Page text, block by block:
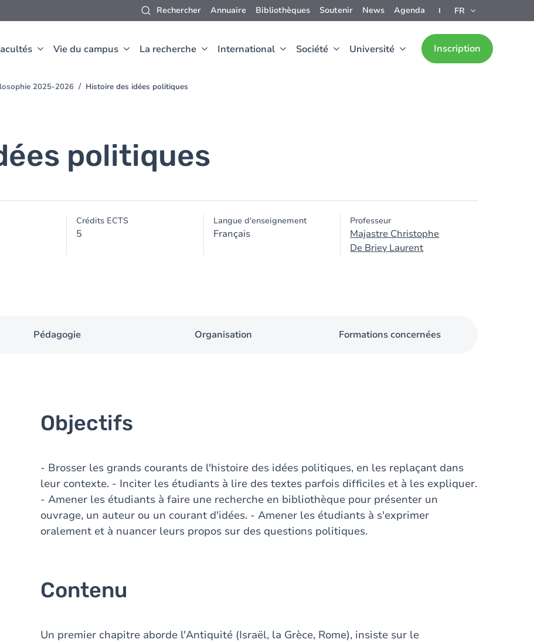
Rechercher Annuaire Bibliothèques Soutenir News Agenda FR
Vie du campus La recherche International Société Université Inscription
2025-2026 Histoire des idées politiques
politiques
Crédits ECTS
5
Langue d'enseignement
Français
Professeur
Majastre Christophe
De Briey Laurent
Pédagogie Organisation Formations concernées
Objectifs
- Brosser les grands courants de l'histoire des idées politiques, en les replaçant dans
leur contexte. - Inciter les étudiants à lire des textes parfois difficiles et à les expliquer.
- Amener les étudiants à faire une recherche en bibliothèque pour présenter un
ouvrage, un auteur ou un courant d'idées. - Amener les étudiants à s'exprimer
oralement et à nuancer leurs propos sur des questions politiques.
Contenu
Un premier chapitre aborde l'Antiquité (Israël, la Grèce, Rome), insiste sur le